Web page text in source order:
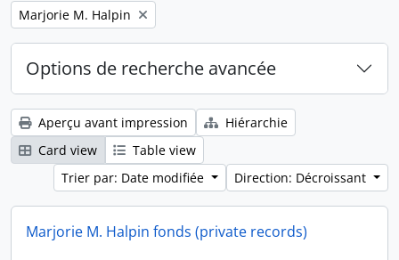
Remove filter:
Marjorie M. Halpin
Options de recherche avancée
Aperçu avant impression
Hiérarchie
Card view
Table view
Trier par: Date modifiée
Direction: Décroissant
Marjorie M. Halpin fonds (private records)